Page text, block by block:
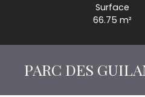
Surface
66.75m²
PARC DES